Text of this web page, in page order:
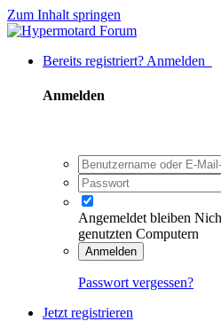
Zum Inhalt springen
Bereits registriert? Anmelden
Anmelden
Angemeldet bleiben
genutzten Computern
Anmelden
Passwort vergessen?
Jetzt registrieren